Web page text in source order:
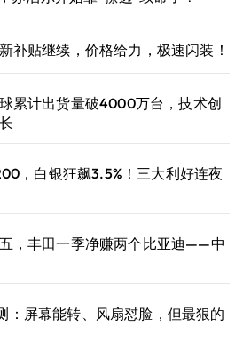
补贴继续，价格给力，极速闪装！
累计出货量破4000万台，技术创
，白银狂飙3.5%！三大利好连夜
，丰田一季净赚两个比亚迪——中
：屏幕能转、风扇怼脸，但最狠的